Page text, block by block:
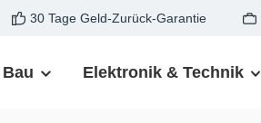
30 Tage Geld-Zurück-Garantie
Elektronik & Technik